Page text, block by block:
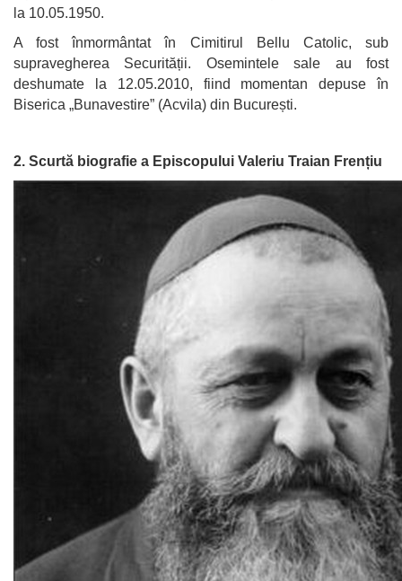
la 10.05.1950.
A fost înmormântat în Cimitirul Bellu Catolic, sub
supravegherea Securității. Osemintele sale au fost
deshumate la 12.05.2010, fiind momentan depuse în
Biserica „Bunavestire” (Acvila) din București.
2. Scurtă biografie a Episcopului Valeriu Traian Frențiu